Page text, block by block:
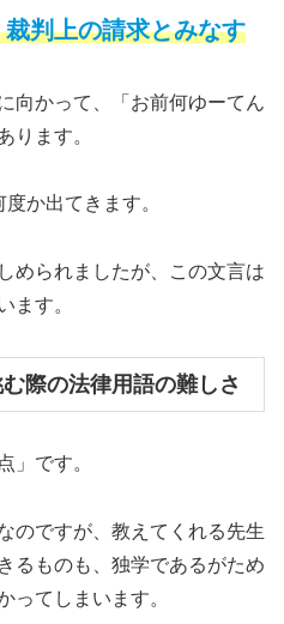
判上の請求とみなす
向かって、「お前何ゆーてん
ります。
か出てきます。
められましたが、この文言は
ます。
際の法律用語の難しさ
」です。
のですが、教えてくれる先生
るものも、独学であるがため
ってしまいます。